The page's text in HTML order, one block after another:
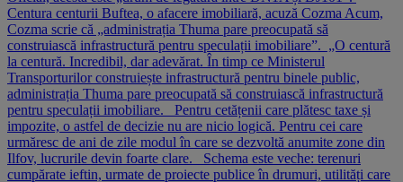
Centura centurii Buftea, o afacere imobiliară, acuză Cozma Acum,
Cozma scrie că „administrația Thuma pare preocupată să
construiască infrastructură pentru speculații imobiliare”. „O centură
la centură. Incredibil, dar adevărat. În timp ce Ministerul
Transporturilor construiește infrastructură pentru binele public,
administrația Thuma pare preocupată să construiască infrastructură
pentru speculații imobiliare. Pentru cetățenii care plătesc taxe și
impozite, o astfel de decizie nu are nicio logică. Pentru cei care
urmăresc de ani de zile modul în care se dezvoltă anumite zone din
Ilfov, lucrurile devin foarte clare. Schema este veche: terenuri
cumpărate ieftin, urmate de proiecte publice în drumuri, utilități care